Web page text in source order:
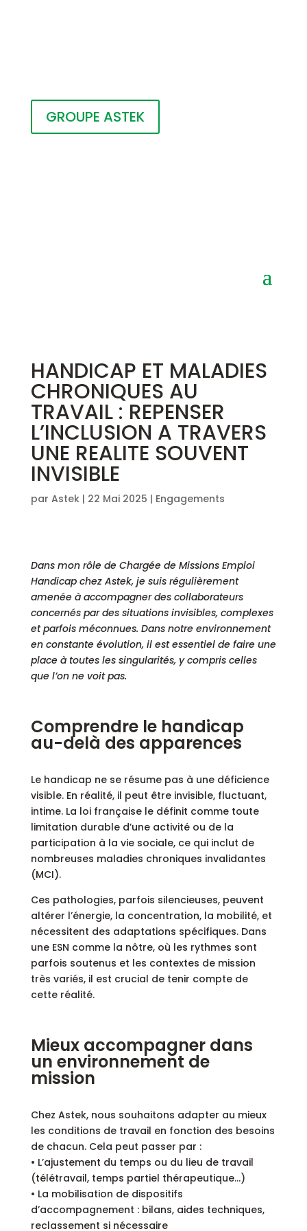
GROUPE ASTEK
HANDICAP ET MALADIES
CHRONIQUES AU
TRAVAIL : REPENSER
L’INCLUSION A TRAVERS
UNE REALITE SOUVENT
INVISIBLE
par Astek| 22 Mai 2025 | Engagements
Dans mon rôle de Chargée de Missions Emploi
Handicap chez Astek, je suis régulièrement
amenée à accompagner des collaborateurs
concernés par des situations invisibles, complexes
et parfois méconnues. Dans notre environnement
en constante évolution, il est essentiel de faire une
place à toutes les singularités, y compris celles
que l’on ne voit pas.
Comprendre le handicap
au-delà des apparences
Le handicap ne se résume pas à une déficience
visible. En réalité, il peut être invisible, fluctuant,
intime. La loi française le définit comme toute
limitation durable d’une activité ou de la
participation à la vie sociale, ce qui inclut de
nombreuses maladies chroniques invalidantes
(MCI).
Ces pathologies, parfois silencieuses, peuvent
altérer l’énergie, la concentration, la mobilité, et
nécessitent des adaptations spécifiques. Dans
une ESN comme la nôtre, où les rythmes sont
parfois soutenus et les contextes de mission
très variés, il est crucial de tenir compte de
cette réalité.
Mieux accompagner dans
un environnement de
mission
Chez Astek, nous souhaitons adapter au mieux
les conditions de travail en fonction des besoins
de chacun. Cela peut passer par :
• L’ajustement du temps ou du lieu de travail
(télétravail, temps partiel thérapeutique…)
• La mobilisation de dispositifs
d’accompagnement : bilans, aides techniques,
reclassement si nécessaire